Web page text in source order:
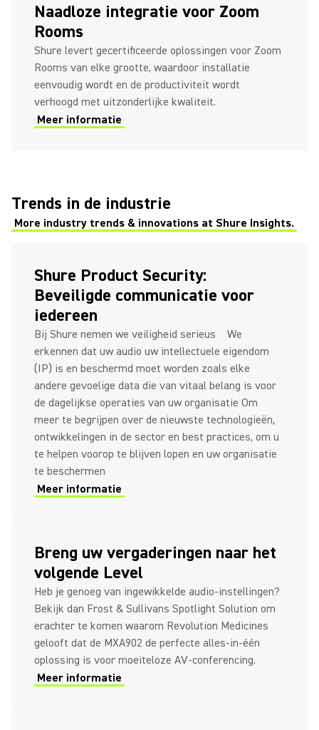
Naadloze integratie voor Zoom
Rooms
Shure levert gecertificeerde oplossingen voor Zoom
Rooms van elke grootte, waardoor installatie
eenvoudig wordt en de productiviteit wordt
verhoogd met uitzonderlijke kwaliteit.
Meer informatie
Trends in de industrie
More industry trends & innovations at Shure Insights.
Shure Product Security:
Beveiligde communicatie voor
iedereen
Bij Shure nemen we veiligheid serieus We
erkennen dat uw audio uw intellectuele eigendom
(IP) is en beschermd moet worden zoals elke
andere gevoelige data die van vitaal belang is voor
de dagelijkse operaties van uw organisatie Om
meer te begrijpen over de nieuwste technologieën,
ontwikkelingen in de sector en best practices, om u
te helpen voorop te blijven lopen en uw organisatie
te beschermen
Meer informatie
Breng uw vergaderingen naar het
volgende Level
Heb je genoeg van ingewikkelde audio-instellingen?
Bekijk dan Frost & Sullivans Spotlight Solution om
erachter te komen waarom Revolution Medicines
gelooft dat de MXA902 de perfecte alles-in-één
oplossing is voor moeiteloze AV-conferencing.
Meer informatie